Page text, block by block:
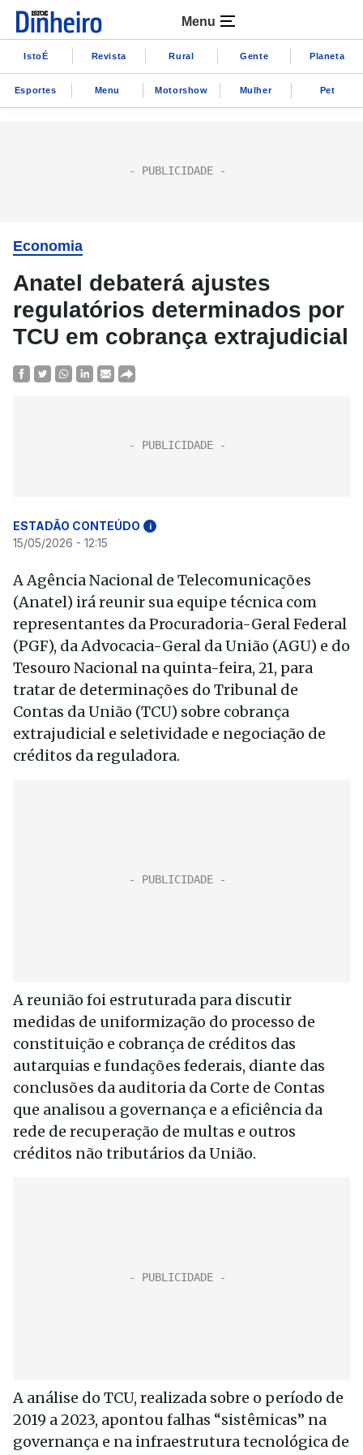
Menu
IstoÉ Revista Rural Gente Planeta
Esportes Menu Motorshow Mulher Pet
Economia
Anatel debaterá ajustes
regulatórios determinados por
TCU em cobrança extrajudicial
ESTADÃO CONTEÚDO i
15/05/2026 - 12:15
A Agência Nacional de Telecomunicações
(Anatel) irá reunir sua equipe técnica com
representantes da Procuradoria-Geral Federal
(PGF), da Advocacia-Geral da União (AGU) e do
Tesouro Nacional na quinta-feira, 21, para
tratar de determinações do Tribunal de
Contas da União (TCU) sobre cobrança
extrajudicial e seletividade e negociação de
créditos da reguladora.
A reunião foi estruturada para discutir
medidas de uniformização do processo de
constituição e cobrança de créditos das
autarquias e fundações federais, diante das
conclusões da auditoria da Corte de Contas
que analisou a governança e a eficiência da
rede de recuperação de multas e outros
créditos não tributários da União.
A análise do TCU, realizada sobre o período de
2019 a 2023, apontou falhas “sistêmicas” na
governança e na infraestrutura tecnológica de